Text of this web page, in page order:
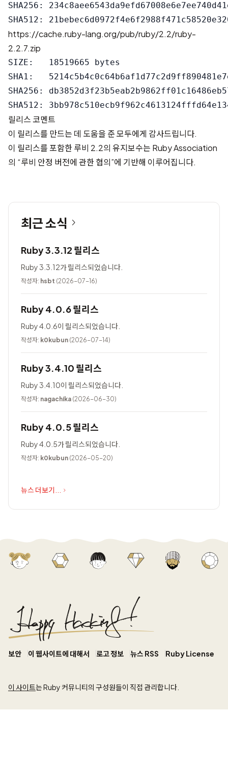
SHA256:
https://cache.ruby-lang.org/pub/ruby/2.2/ruby-
2.2.7.zip
SIZE:   18519665 bytes
SHA1:
SHA256:
릴리스 코멘트
이 릴리스를 만드는 데 도움을 준 모두에게 감사드립니다.
이 릴리스를 포함한 루비 2.2의 유지보수는 Ruby Association
의 “루비 안정 버전에 관한 협의”에 기반해 이루어집니다.
최근 소식
Ruby 3.3.12 릴리스
Ruby 3.3.12가 릴리스되었습니다.
작성자: hsbt (2026-07-16)
Ruby 4.0.6 릴리스
Ruby 4.0.6이 릴리스되었습니다.
작성자: k0kubun (2026-07-14)
Ruby 3.4.10 릴리스
Ruby 3.4.10이 릴리스되었습니다.
작성자: nagachika (2026-06-30)
Ruby 4.0.5 릴리스
Ruby 4.0.5가 릴리스되었습니다.
작성자: k0kubun (2026-05-20)
뉴스 더보기...
보안 이 웹사이트에 대해서 로고 정보 뉴스 RSS Ruby License
이 사이트는 Ruby 커뮤니티의 구성원들이 직접 관리합니다.